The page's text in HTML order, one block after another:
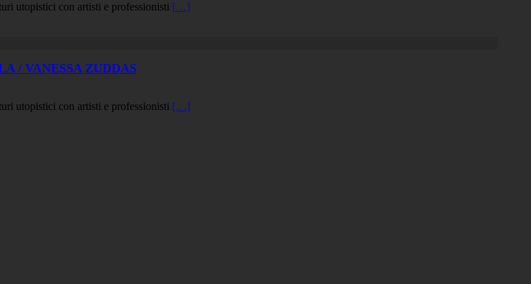
utopistici con artisti e professionisti […]
/ VANESSA ZUDDAS
utopistici con artisti e professionisti […]